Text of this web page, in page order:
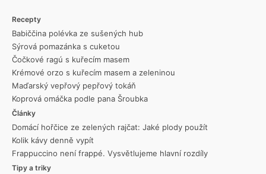
Recepty
Babiččina polévka ze sušených hub
Sýrová pomazánka s cuketou
Čočkové ragú s kuřecím masem
Krémové orzo s kuřecím masem a zeleninou
Maďarský vepřový pepřový tokáň
Koprová omáčka podle pana Šroubka
Články
Domácí hořčice ze zelených rajčat: Jaké plody použít
Kolik kávy denně vypít
Frappuccino není frappé. Vysvětlujeme hlavní rozdíly
Tipy a triky